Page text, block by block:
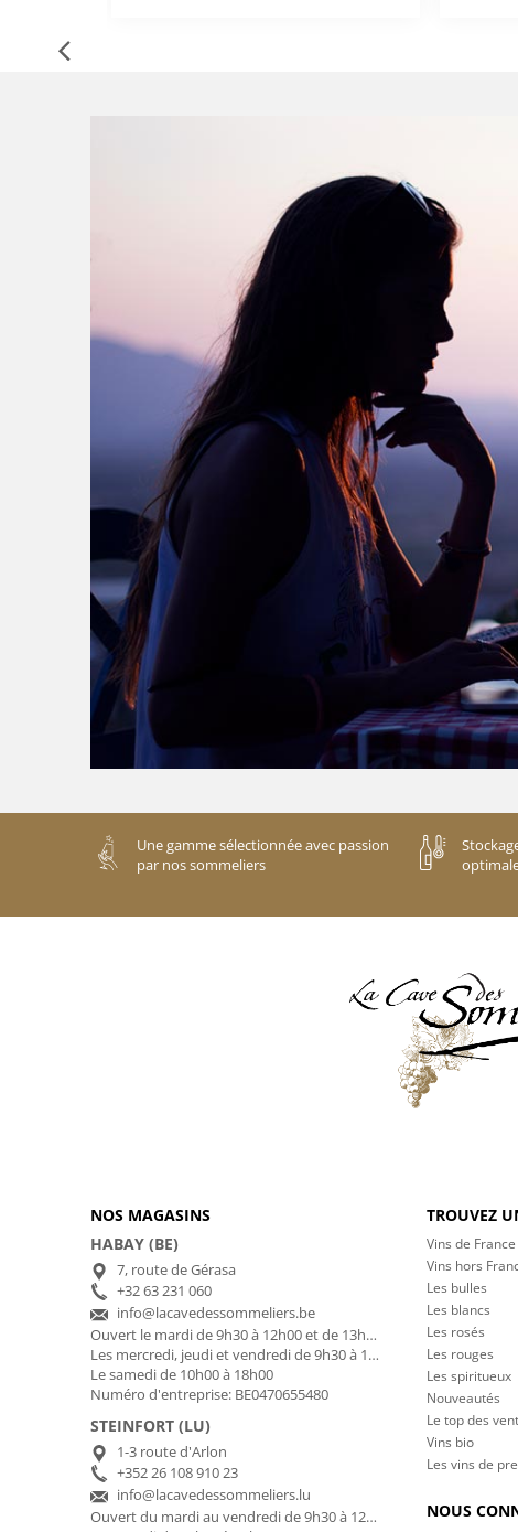
Une gamme sélectionnée avec passion
par nos sommeliers
NOS MAGASINS
HABAY (BE)
7, route de Gérasa
+32 63 231 060
info@lacavedessommeliers.be
Ouvert le mardi de 9h30 à 12h00 et de 13h00 à 17h00
Les mercredi, jeudi et vendredi de 9h30 à 12h00 et de 13h00 à 18h30
Le samedi de 10h00 à 18h00
Numéro d'entreprise: BE0470655480
STEINFORT (LU)
1-3 route d'Arlon
+352 26 108 910 23
info@lacavedessommeliers.lu
Ouvert du mardi au vendredi de 9h30 à 12h00 et de 13h00 à 18h30
TROUVEZ
Vins de France
Vins hors
Les bulles
Les blancs
Les rosés
Les rouges
Les spiritueux
Nouveautés
Le top des
Vins bio
Les vins de
NOUS